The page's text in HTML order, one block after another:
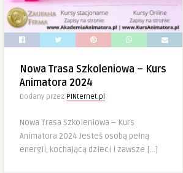
Nowa Trasa Szkoleniowa – Kurs
Animatora 2024
Dodany przez PINternet.pl
Nowa Trasa Szkoleniowa – Kurs
Animatora 2024 Jesteś osobą pełną
energii, kochającą dzieci i zawsze […]